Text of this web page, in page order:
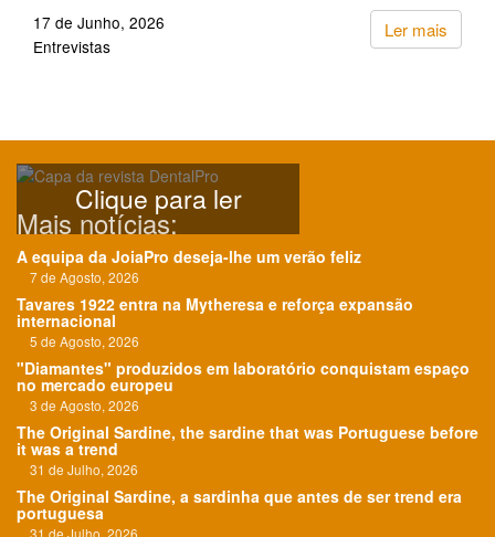
Ler mais
17 de Junho, 2026
Entrevistas
Clique para ler
Mais notícias:
A equipa da JoiaPro deseja-lhe um verão feliz
7 de Agosto, 2026
Tavares 1922 entra na Mytheresa e reforça expansão
internacional
5 de Agosto, 2026
"Diamantes" produzidos em laboratório conquistam espaço
no mercado europeu
3 de Agosto, 2026
The Original Sardine, the sardine that was Portuguese before
it was a trend
31 de Julho, 2026
The Original Sardine, a sardinha que antes de ser trend era
portuguesa